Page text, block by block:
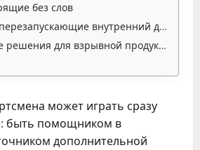
без слов
внутренний двигатель
для взрывной продуктивности
может играть сразу
быть помощником в
дополнительной